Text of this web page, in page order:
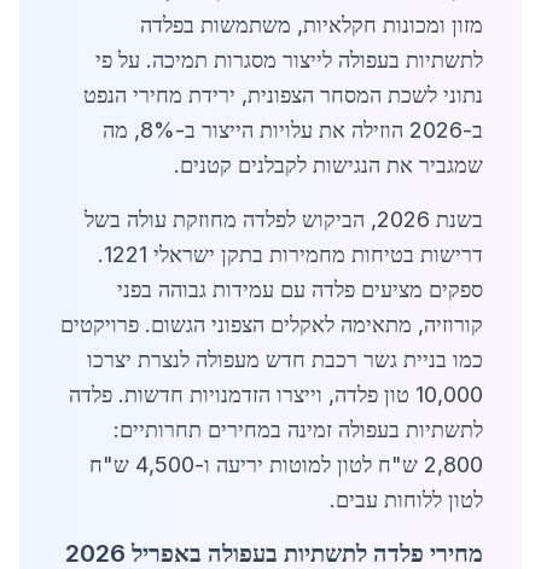
מזון ומכונות חקלאיות, משתמשות בפלדה
לתשתיות בעפולה לייצור מסגרות תמיכה. על פי
נתוני לשכת המסחר הצפונית, ירידת מחירי הנפט
ב-2026 הוזילה את עלויות הייצור ב-8%, מה
שמגביר את הנגישות לקבלנים קטנים.
בשנת 2026, הביקוש לפלדה מחוזקת עולה בשל
דרישות בטיחות מחמירות בתקן ישראלי 1221.
ספקים מציעים פלדה עם עמידות גבוהה בפני
קורוזיה, מתאימה לאקלים הצפוני הגשום. פרויקטים
כמו בניית גשר רכבת חדש מעפולה לנצרת יצרכו
10,000 טון פלדה, וייצרו הזדמנויות חדשות. פלדה
לתשתיות בעפולה זמינה במחירים תחרותיים:
2,800 ש"ח לטון למוטות יריעה ו-4,500 ש"ח
לטון ללוחות עבים.
מחירי פלדה לתשתיות בעפולה באפריל 2026